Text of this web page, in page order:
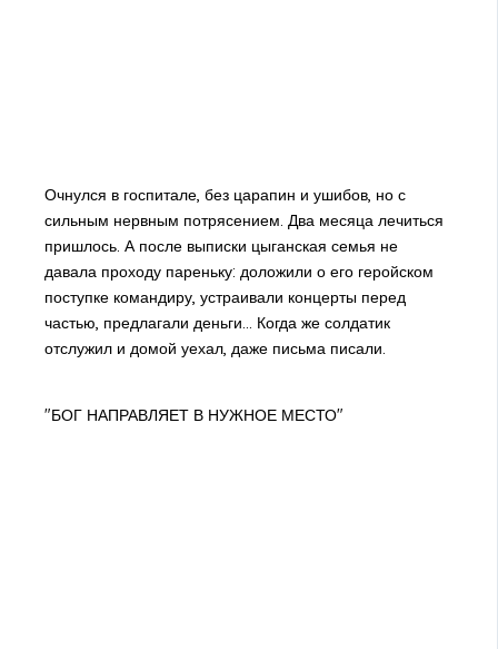
Очнулся в госпитале, без царапин и ушибов, но с
сильным нервным потрясением. Два месяца лечиться
пришлось. А после выписки цыганская семья не
давала проходу пареньку: доложили о его геройском
поступке командиру, устраивали концерты перед
частью, предлагали деньги… Когда же солдатик
отслужил и домой уехал, даже письма писали.
"БОГ НАПРАВЛЯЕТ В НУЖНОЕ МЕСТО"